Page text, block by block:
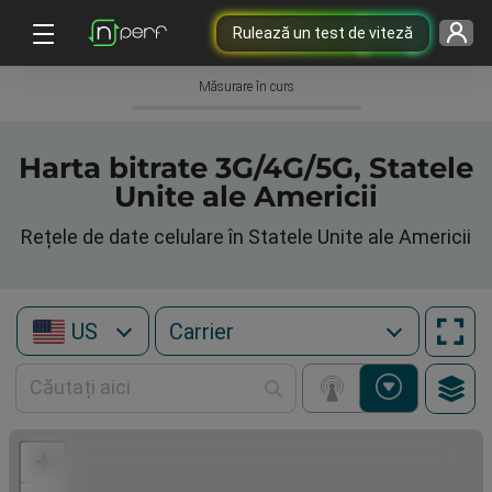
Rulează un test de viteză
Măsurare în curs
Harta bitrate 3G/4G/5G, Statele
Unite ale Americii
Rețele de date celulare în Statele Unite ale Americii
US